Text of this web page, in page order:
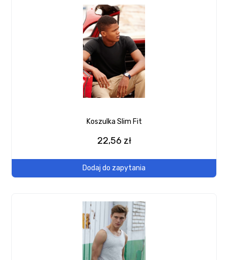
Koszulka Slim Fit
22,56 zł
Dodaj do zapytania